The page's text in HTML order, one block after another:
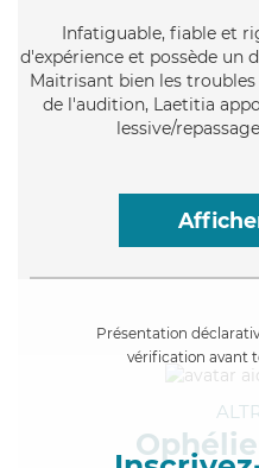
Infatiguable, fiable et
d'expérience et possède un
Maitrisant bien les
de l'audition, Laetitia
lessive/
Présentation
vérification avant